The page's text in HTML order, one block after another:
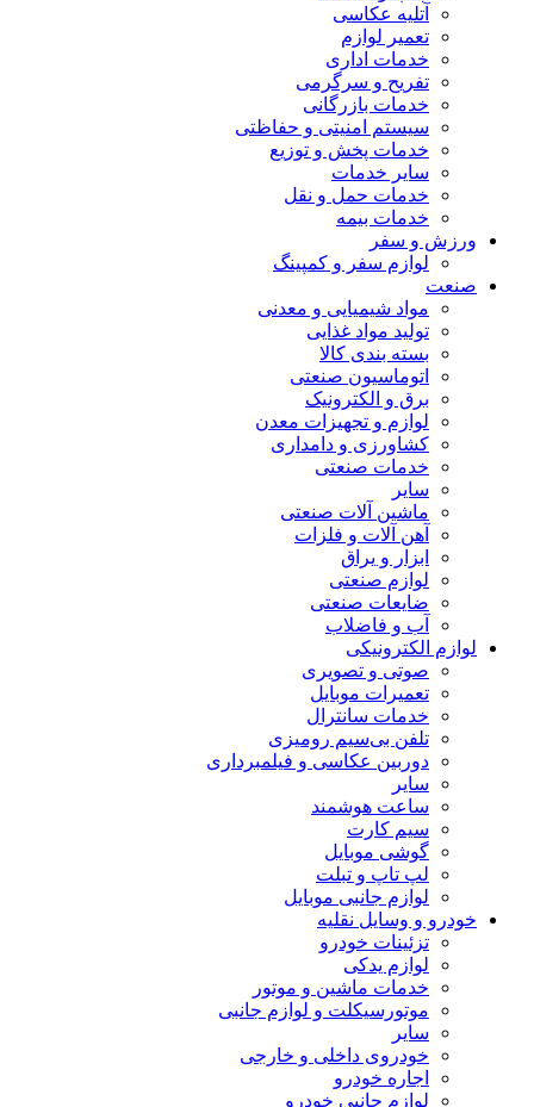
آتلیه عکاسی
تعمیر لوازم
خدمات اداری
تفریح و سرگرمی
خدمات بازرگانی
سیستم امنیتی و حفاظتی
خدمات پخش و توزیع
سایر خدمات
خدمات حمل و نقل
خدمات بیمه
ورزش و سفر
لوازم سفر و کمپینگ
صنعت
مواد شیمیایی و معدنی
تولید مواد غذایی
بسته بندی کالا
اتوماسیون صنعتی
برق و الکترونیک
لوازم و تجهیزات معدن
کشاورزی و دامداری
خدمات صنعتی
سایر
ماشین آلات صنعتی
آهن آلات و فلزات
ابزار و یراق
لوازم صنعتی
ضایعات صنعتی
آب و فاضلاب
لوازم الکترونیکی
صوتی و تصویری
تعمیرات موبایل
خدمات سانترال
تلفن بی‌سیم رومیزی
دوربین عکاسی و فیلمبرداری
سایر
ساعت هوشمند
سیم کارت
گوشی موبایل
لپ تاپ و تبلت
لوازم جانبی موبایل
خودرو و وسایل نقلیه
تزئینات خودرو
لوازم یدکی
خدمات ماشین و موتور
موتورسیکلت و لوازم جانبی
سایر
خودروی داخلی و خارجی
اجاره خودرو
لوازم جانبی خودرو